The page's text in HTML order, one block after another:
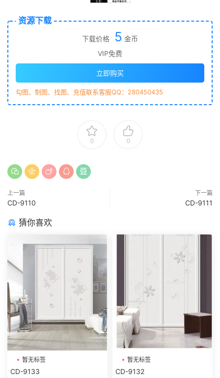
资源下载
下载价格 5 金币
VIP免费
立即购买
勾图、制图、找图、充值联系客服QQ：280450435
0 0
上一篇
CD-9110
下一篇
CD-9111
猜你喜欢
暂无标签
CD-9133
暂无标签
CD-9132